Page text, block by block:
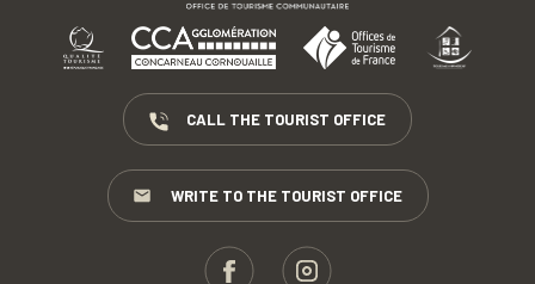
CALL THE TOURIST OFFICE
WRITE TO THE TOURIST OFFICE